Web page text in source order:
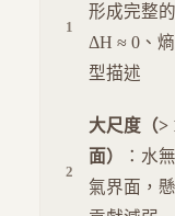
形成完整
ΔH ≈ 0、
型描述
大尺度（>
面）
：水
氣界面，